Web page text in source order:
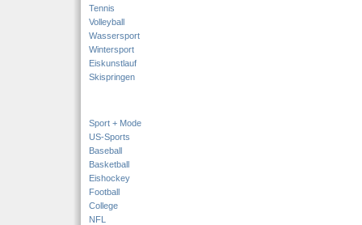
Tennis
Volleyball
Wassersport
Wintersport
Eiskunstlauf
Skispringen
Sport + Mode
US-Sports
Baseball
Basketball
Eishockey
Football
College
NFL